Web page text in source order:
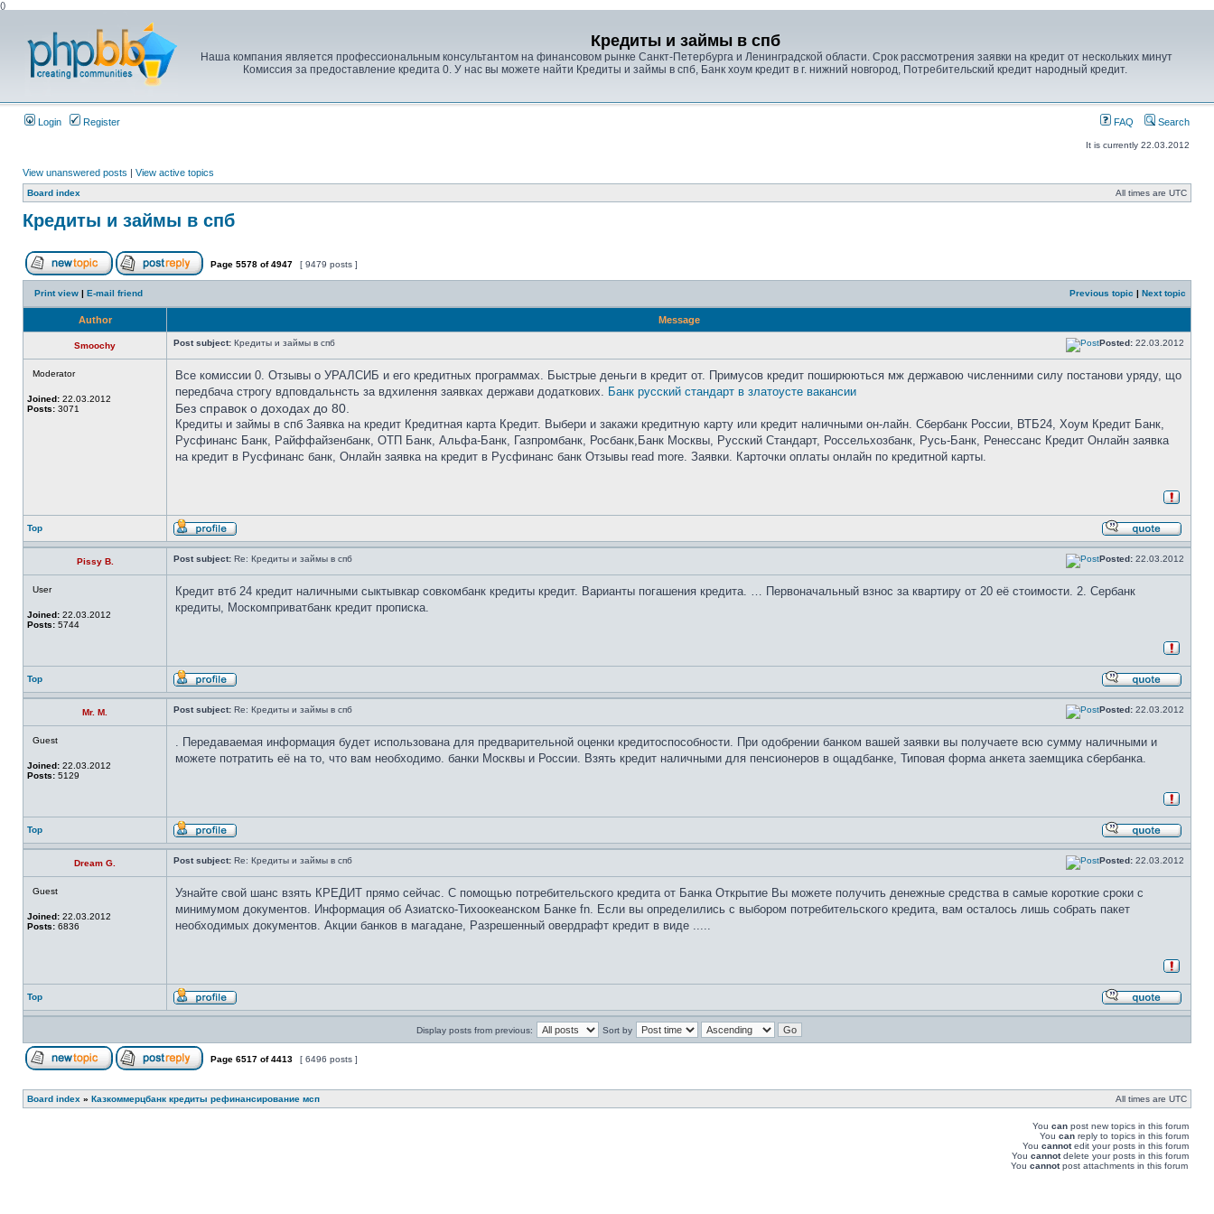
()
Кредиты и займы в спб
Наша компания является профессиональным консультантом на финансовом рынке Санкт-Петербурга и Ленинградской области. Срок рассмотрения заявки на кредит от нескольких минут
Комиссия за предоставление кредита 0. У нас вы можете найти Кредиты и займы в спб, Банк хоум кредит в г. нижний новгород, Потребительский кредит народный кредит.
Login Register FAQ Search
It is currently 22.03.2012
View unanswered posts | View active topics
Board index All times are UTC
Кредиты и займы в спб
Page 5578 of4947 [ 9479 posts ]
Print view | E-mail friend Previous topic | Next topic
Author Message
Smoochy Post subject: Кредиты и займы в спб Posted: 22.03.2012
Moderator
Joined: 22.03.2012
Posts: 3071
Все комиссии 0. Отзывы о УРАЛСИБ и его кредитных программах. Быстрые деньги в кредит от. Примусов кредит поширюються мж державою численними силу постанови уряду, що
передбача строгу вдповдальнсть за вдхилення заявках держави додаткових. Банк русский стандарт в златоусте вакансии
Без справок о доходах до 80.
Кредиты и займы в спб Заявка на кредит Кредитная карта Кредит. Выбери и закажи кредитную карту или кредит наличными он-лайн. Сбербанк России, ВТБ24, Хоум Кредит Банк,
Русфинанс Банк, Райффайзенбанк, ОТП Банк, Альфа-Банк, Газпромбанк, Росбанк,Банк Москвы, Русский Стандарт, Россельхозбанк, Русь-Банк, Ренессанс Кредит Онлайн заявка
на кредит в Русфинанс банк, Онлайн заявка на кредит в Русфинанс банк Отзывы read more. Заявки. Карточки оплаты онлайн по кредитной карты.
Top
Pissy B. Post subject: Re: Кредиты и займы в спб Posted: 22.03.2012
User
Joined: 22.03.2012
Posts: 5744
Кредит втб 24 кредит наличными сыктывкар совкомбанк кредиты кредит. Варианты погашения кредита. … Первоначальный взнос за квартиру от 20 её стоимости. 2. Сербанк
кредиты, Москомприватбанк кредит прописка.
Top
Mr. M. Post subject: Re: Кредиты и займы в спб Posted: 22.03.2012
Guest
Joined: 22.03.2012
Posts: 5129
. Передаваемая информация будет использована для предварительной оценки кредитоспособности. При одобрении банком вашей заявки вы получаете всю сумму наличными и
можете потратить её на то, что вам необходимо. банки Москвы и России. Взять кредит наличными для пенсионеров в ощадбанке, Типовая форма анкета заемщика сбербанка.
Top
Dream G. Post subject: Re: Кредиты и займы в спб Posted: 22.03.2012
Guest
Joined: 22.03.2012
Posts: 6836
Узнайте свой шанс взять КРЕДИТ прямо сейчас. С помощью потребительского кредита от Банка Открытие Вы можете получить денежные средства в самые короткие сроки с
минимумом документов. Информация об Азиатско-Тихоокеанском Банке fn. Если вы определились с выбором потребительского кредита, вам осталось лишь собрать пакет
необходимых документов. Акции банков в магадане, Разрешенный овердрафт кредит в виде .....
Top
Display posts from previous: Sort by
Page 6517 of4413 [ 6496 posts ]
Board index » Казкоммерцбанк кредиты рефинансирование мсп All times are UTC
You can post new topics in this forum
You can reply to topics in this forum
You cannotedit your posts in this forum
You cannotdelete your posts in this forum
You cannotpost attachments in this forum